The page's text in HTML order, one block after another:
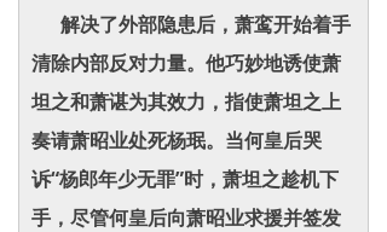
解决了外部隐患后，萧鸾开始着手
清除内部反对力量。他巧妙地诱使萧
坦之和萧谌为其效力，指使萧坦之上
奏请萧昭业处死杨珉。当何皇后哭
诉“杨郎年少无罪”时，萧坦之趁机下
手，尽管何皇后向萧昭业求援并签发